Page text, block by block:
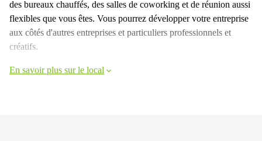
des bureaux chauffés, des salles de coworking et de réunion aussi
flexibles que vous êtes. Vous pourrez développer votre entreprise
aux côtés d'autres entreprises et particuliers professionnels et
créatifs.
En savoir plus sur le local